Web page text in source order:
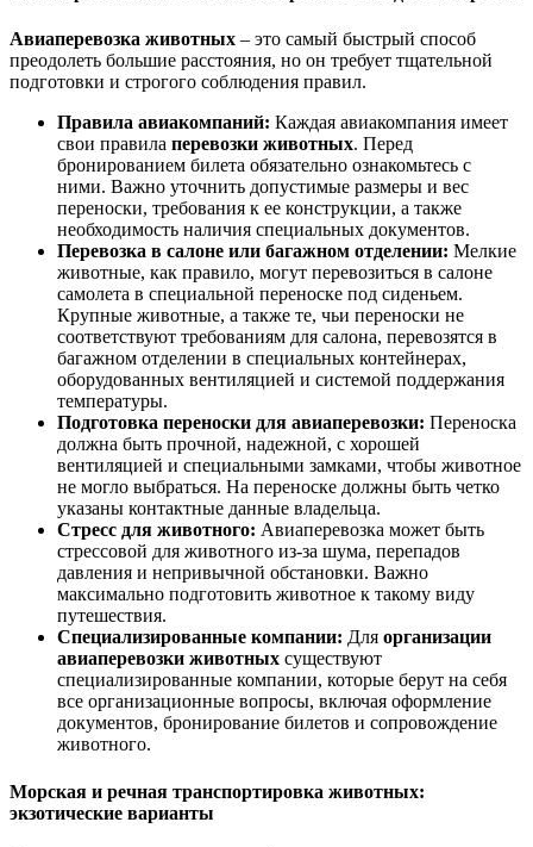
Авиаперевозка животных – это самый быстрый способ
преодолеть большие расстояния, но он требует тщательной
подготовки и строгого соблюдения правил.
Правила авиакомпаний: Каждая авиакомпания имеет
свои правила перевозки животных. Перед
бронированием билета обязательно ознакомьтесь с
ними. Важно уточнить допустимые размеры и вес
переноски, требования к ее конструкции, а также
необходимость наличия специальных документов.
Перевозка в салоне или багажном отделении: Мелкие
животные, как правило, могут перевозиться в салоне
самолета в специальной переноске под сиденьем.
Крупные животные, а также те, чьи переноски не
соответствуют требованиям для салона, перевозятся в
багажном отделении в специальных контейнерах,
оборудованных вентиляцией и системой поддержания
температуры.
Подготовка переноски для авиаперевозки: Переноска
должна быть прочной, надежной, с хорошей
вентиляцией и специальными замками, чтобы животное
не могло выбраться. На переноске должны быть четко
указаны контактные данные владельца.
Стресс для животного: Авиаперевозка может быть
стрессовой для животного из-за шума, перепадов
давления и непривычной обстановки. Важно
максимально подготовить животное к такому виду
путешествия.
Специализированные компании: Для организации
авиаперевозки животных существуют
специализированные компании, которые берут на себя
все организационные вопросы, включая оформление
документов, бронирование билетов и сопровождение
животного.
Морская и речная транспортировка животных:
экзотические варианты